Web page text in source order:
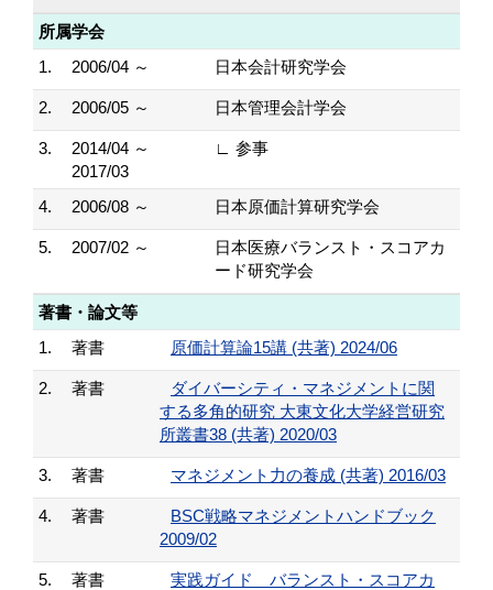
所属学会
1.
2006/04 ～ 日本会計研究学会
2. 2006/05 ～ 日本管理会計学会
3.
2014/04 ～
2017/03
∟ 参事
4. 2006/08 ～ 日本原価計算研究学会
5. 2007/02 ～
日本医療バランスト・スコアカ
ード研究学会
著書・論文等
1.
著書 原価計算論15講 (共著) 2024/06
2. 著書
ダイバーシティ・マネジメントに関
する多角的研究 大東文化大学経営研究
所叢書38 (共著) 2020/03
3. 著書 マネジメント力の養成 (共著) 2016/03
4. 著書
BSC戦略マネジメントハンドブック
2009/02
5. 著書
実践ガイド バランスト・スコアカ